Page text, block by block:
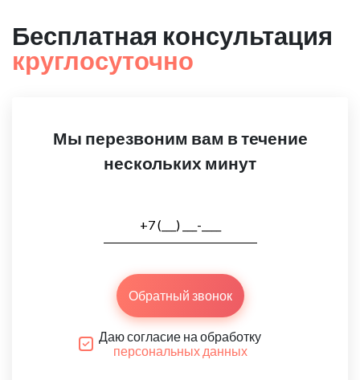
Бесплатная консультация
круглосуточно
Мы перезвоним вам в течение
нескольких минут
Обратный звонок
Даю согласие на обработку
персональных данных